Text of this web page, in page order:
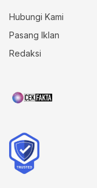
Hubungi Kami
Pasang Iklan
Redaksi